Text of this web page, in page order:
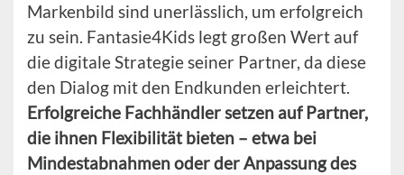
Markenbild sind unerlässlich, um erfolgreich
zu sein. Fantasie4Kids legt großen Wert auf
die digitale Strategie seiner Partner, da diese
den Dialog mit den Endkunden erleichtert.
Erfolgreiche Fachhändler setzen auf Partner,
die ihnen Flexibilität bieten – etwa bei
Mindestabnahmen oder der Anpassung des